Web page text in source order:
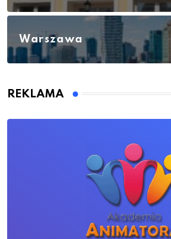
Warszawa
REKLAMA